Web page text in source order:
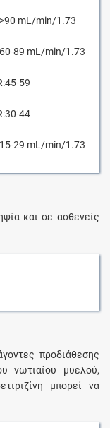
mL/min/1.73
89 mL/min/1.73
59
44
29 mL/min/1.73
και σε ασθενείς
προδιάθεσης
νωτιαίου μυελού,
μπορεί να